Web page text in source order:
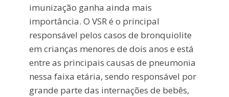
imunização ganha ainda mais
importância. O VSR é o principal
responsável pelos casos de bronquiolite
em crianças menores de dois anos e está
entre as principais causas de pneumonia
nessa faixa etária, sendo responsável por
grande parte das internações de bebês,